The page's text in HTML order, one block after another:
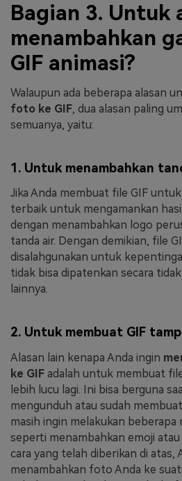
Bagian 3. Untuk
menambahkan
GIF animasi?
Walaupun ada beberapa alasan
foto ke GIF, dua alasan paling
semuanya, yaitu:
1. Untuk menambahkan
Jika Anda membuat file GIF
terbaik untuk mengamankan
dengan menambahkan logo
tanda air. Dengan demikian, file
disalahgunakan untuk
tidak bisa dipatenkan secara
lainnya.
2. Untuk membuat GIF
Alasan lain kenapa Anda ingin
ke GIF adalah untuk membuat
lebih lucu lagi. Ini bisa berguna
mengunduh atau sudah
masih ingin melakukan beberapa
seperti menambahkan emoji
cara yang telah diberikan di atas,
menambahkan foto Anda ke